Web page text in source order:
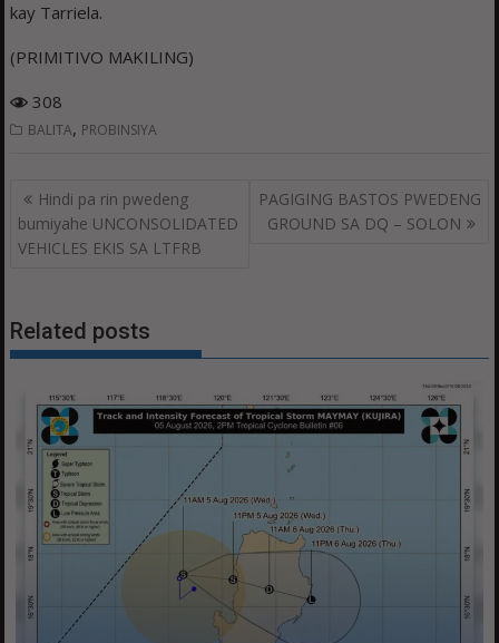
kay Tarriela.
(PRIMITIVO MAKILING)
308
BALITA, PROBINSIYA
Post
navigation
Hindi pa rin pwedeng
bumiyahe UNCONSOLIDATED
VEHICLES EKIS SA LTFRB
PAGIGING BASTOS PWEDENG
GROUND SA DQ – SOLON
Related posts